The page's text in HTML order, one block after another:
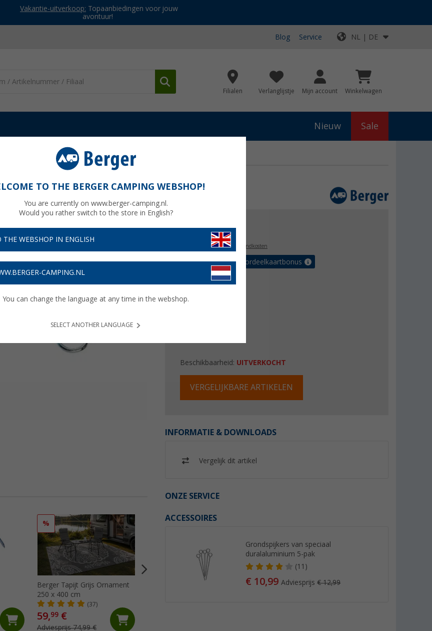
Vakantie-uitverkoop: Topaanbiedingen voor jouw
avontuur!
Blog Service NL | DE
Filialen Verlanglijstje Mijn account Winkelwagen
Nieuw Sale
Berger verankeringsharing
€ 8,99
Prijzen incl. BTWplus verzendkosten
Verzeker tot 5% voordeelkaartbonus
Beschikbaarheid: UITVERKOCHT
VERGELIJKBARE ARTIKELEN
INFORMATIE & DOWNLOADS
Vergelijk dit artikel
ONZE SERVICE
ACCESSOIRES
Grondspijkers van speciaal
duralaluminium 5-pak
(11)
€ 10,99Adviesprijs€ 12,99
%
Berger Tapijt Grijs Ornament
250 x 400 cm
(37)
59,99 €
Adviesprijs 74,99 €
Berger luifelbies wit Ø 7 mm
TO THE BERGER CAMPING WEBSHOP!
You are currently on www.berger-camping.nl.
Would you rather switch to the store in English?
THE WEBSHOP IN ENGLISH
CAMPING.NL
You can change the language at any time in the webshop.
SELECT ANOTHER LANGUAGE